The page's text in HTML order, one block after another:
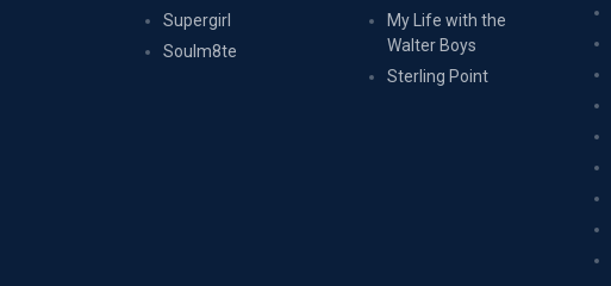
Supergirl
Soulm8te
My Life with the
Walter Boys
Sterling Point